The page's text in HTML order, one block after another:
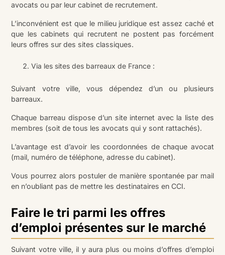
avocats ou par leur cabinet de recrutement.
L’inconvénient est que le milieu juridique est assez caché et
que les cabinets qui recrutent ne postent pas forcément
leurs offres sur des sites classiques.
Via les sites des barreaux de France :
Suivant votre ville, vous dépendez d’un ou plusieurs
barreaux.
Chaque barreau dispose d’un site internet avec la liste des
membres (soit de tous les avocats qui y sont rattachés).
L’avantage est d’avoir les coordonnées de chaque avocat
(mail, numéro de téléphone, adresse du cabinet).
Vous pourrez alors postuler de manière spontanée par mail
en n’oubliant pas de mettre les destinataires en CCI.
Faire le tri parmi les offres
d’emploi présentes sur le marché
Suivant votre ville, il y aura plus ou moins d’offres d’emploi